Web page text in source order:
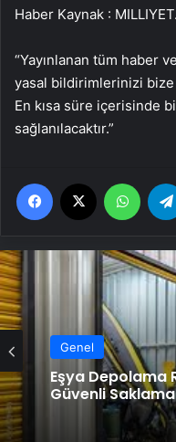
Haber Kaynak :
“Yayınlanan tüm haber
yasal bildirimlerinizi
En kısa süre içerisinde
sağlanılacaktır.”
Facebook
Genel
Eşya Depolama
Güvenli Saklama